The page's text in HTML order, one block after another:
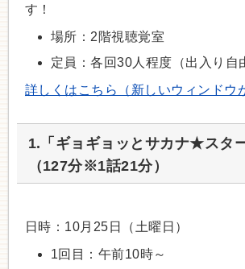
す！
場所：2階視聴覚室
定員：各回30人程度（出入り自
詳しくはこちら（新しいウィンドウ
1.「ギョギョッとサカナ★スタ
（127分※1話21分）
日時：10月25日（土曜日）
1回目：午前10時～